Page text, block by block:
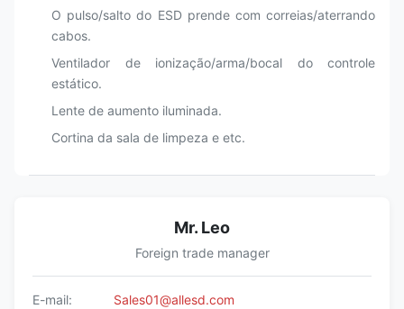
O pulso/salto do ESD prende com correias/aterrando
cabos.
Ventilador de ionização/arma/bocal do controle
estático.
Lente de aumento iluminada.
Cortina da sala de limpeza e etc.
Mr. Leo
Foreign trade manager
E-mail:
Sales01@allesd.com